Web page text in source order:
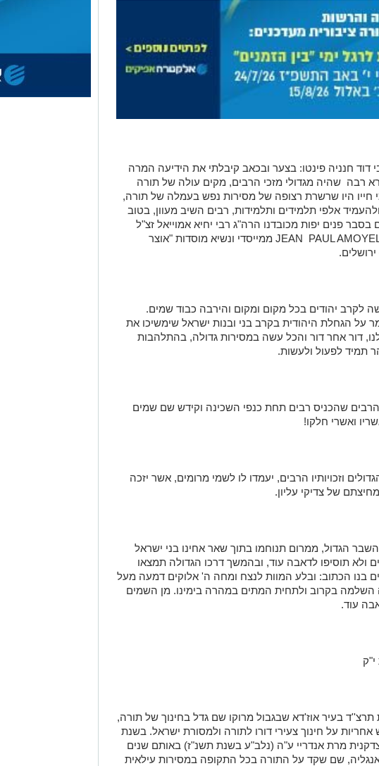
דוד חנניה פינטו: בצער ובכאב קיבלתי את הידיעה המרה
רבה שהיה מגדולי מזכי הרבים, מקים עולה של תורה
חייו היו שרשרת רצופה של מסירות נפש בעמלה של תורה,
אלפי תלמידים ותלמידות, רבים השיב מעוון, בטוב
בסבר פנים יפות מכובדנו הרה"ג רבי יחיא אמוייאל זצ"ל
ממייסדי ונשיא מוסדות "אוצר
.
לקרב יהודים בכל מקום ומקום והירבה כבוד שמים.
על הגחלת היהודית בקרב בני ובנות ישראל שימשיכו את
דור אחר דור והכל עשה במסירות גדולה, בהתלהבות
תמיד לפעול ולעשות.
הרבים שהכניס רבים תחת כנפי השכינה וקידש שם שמים
ואשרי חלקו!
וזכויותיו הרבים, יעמדו לו לשמי מרומים, אשר יזכה
של צדיקי עליון.
הגדול, ממרום תנוחמו בתוך שאר אחינו בני ישראל
ולא תוסיפו לדאבה עוד, ובהמשך דרכו הגדולה תמצאו
בנו הכתוב: ובלע המוות לנצח ומחה ה' אלוקים דמעה מעל
השלמה בקרוב ולתחית המתים במהרה בימינו. מן השמים
עוד.
"ק
תרצ''ד בעיר אוז'דא שבגבול מרוקו שם גדל בחינוך של תורה,
אחריות על חינוך צעירי דורו לתורה ולמסורת ישראל. בשנת
מרת אנדריי ע"ה (נלב"ע בשנת תשנ"ז) באותם שנים
שם שקד על התורה בכל התקופה במסירות עילאית